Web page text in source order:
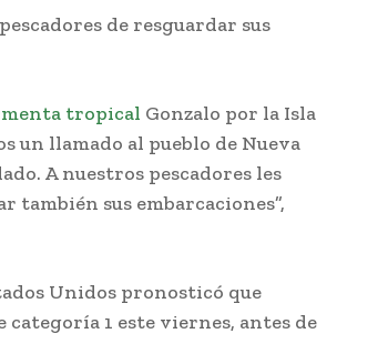
de resguardar sus
tropical Gonzalo por la Isla
un llamado al pueblo de Nueva
A nuestros pescadores les
sus embarcaciones”,
Unidos pronosticó que
1 este viernes, antes de